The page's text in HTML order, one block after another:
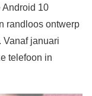
Android 10
randloos ontwerp
januari
telefoon in